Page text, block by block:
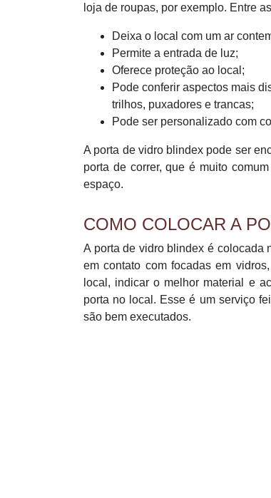
loja de roupas, por exemplo. Entre
Deixa o local com um ar
Permite a entrada de luz;
Oferece proteção ao local;
Pode conferir aspectos mais
trilhos, puxadores e trancas;
Pode ser personalizado com
A porta de vidro blindex pode ser
porta de correr, que é muito
espaço.
COMO COLOCAR A
A porta de vidro blindex é colocada
em contato com focadas em
local, indicar o melhor material e
porta no local. Esse é um serviço
são bem executados.